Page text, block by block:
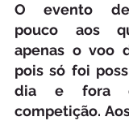
O evento
pouco aos
apenas o voo
pois só foi
dia e fora
competição.